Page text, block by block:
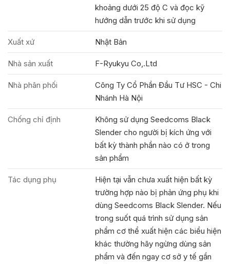
khoảng dưới 25 độ C và đọc kỹ
hướng dẫn trước khi sử dụng
Xuất xứ Nhật Bản
Nhà sản xuất F-Ryukyu Co,.Ltd
Nhà phân phối
Công Ty Cổ Phần Đầu Tư HSC - Chi
Nhánh Hà Nội
Chống chỉ định
Không sử dụng Seedcoms Black
Slender cho người bị kích ứng với
bất kỳ thành phần nào có ở trong
sản phẩm
Tác dụng phụ
Hiện tại vẫn chưa xuất hiện bất kỳ
trường hợp nào bị phản ứng phụ khi
dùng Seedcoms Black Slender. Nếu
trong suốt quá trình sử dụng sản
phẩm cơ thể xuất hiện các biểu hiện
khác thường hãy ngừng dùng sản
phẩm và đến ngay cơ sở y tế gần